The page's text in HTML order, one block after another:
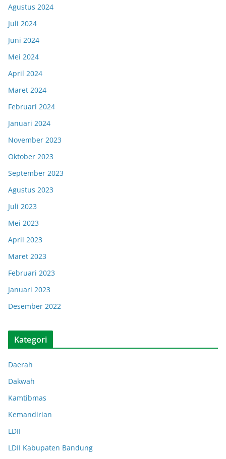
Agustus 2024
Juli 2024
Juni 2024
Mei 2024
April 2024
Maret 2024
Februari 2024
Januari 2024
November 2023
Oktober 2023
September 2023
Agustus 2023
Juli 2023
Mei 2023
April 2023
Maret 2023
Februari 2023
Januari 2023
Desember 2022
Kategori
Daerah
Dakwah
Kamtibmas
Kemandirian
LDII
LDII Kabupaten Bandung